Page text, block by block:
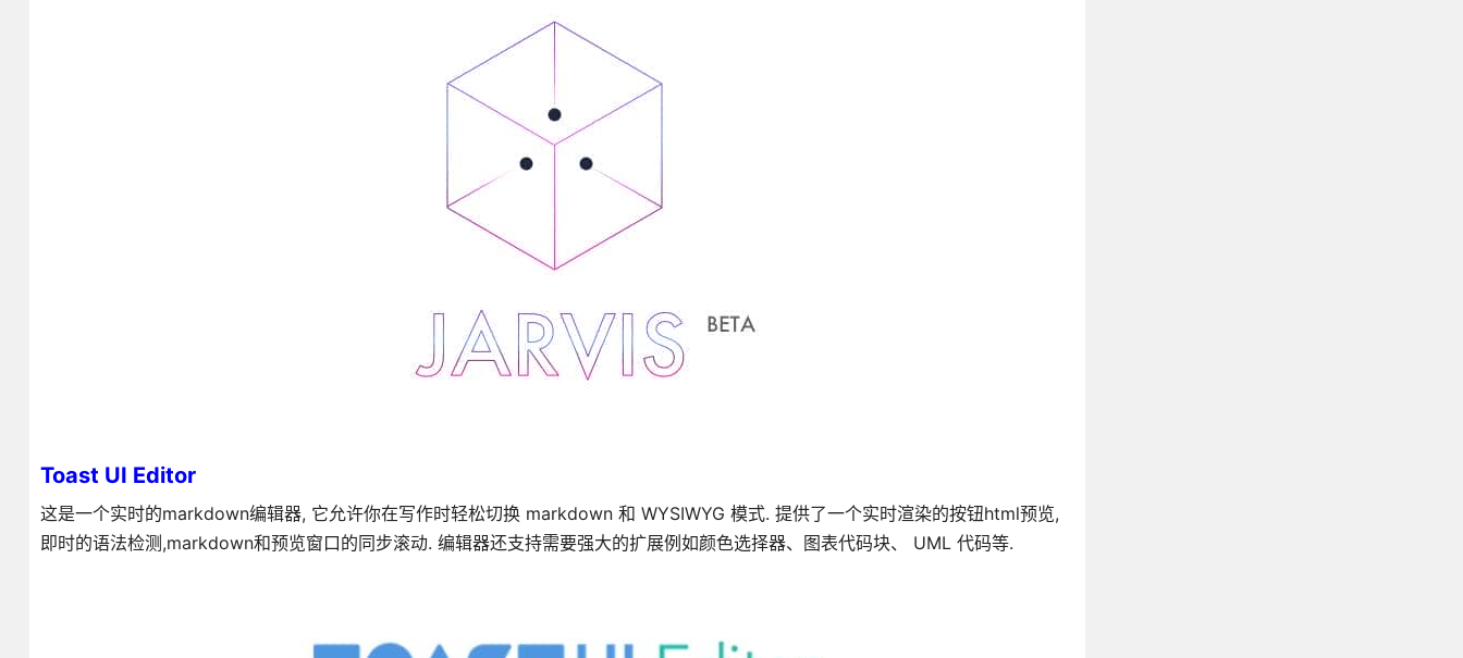
Toast UI Editor
这是一个实时的markdown编辑器, 它允许你在写作时轻松切换 markdown 和 WYSIWYG 模式. 提供了一个实时渲染的按钮html预览,
即时的语法检测,markdown和预览窗口的同步滚动. 编辑器还支持需要强大的扩展例如颜色选择器、图表代码块、 UML 代码等.